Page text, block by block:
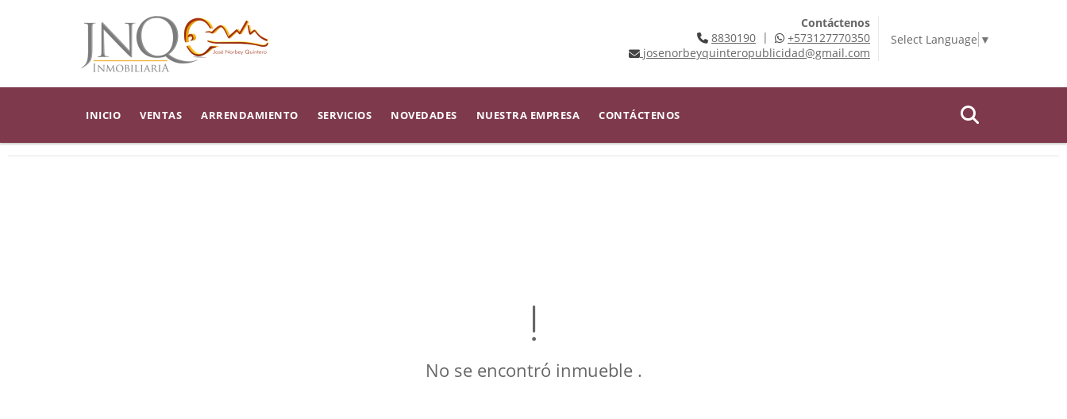
Contáctenos
8830190|
+573127770350
josenorbeyquinteropublicidad@gmail.com
Select Language ▼
INICIO VENTAS ARRENDAMIENTO SERVICIOS NOVEDADES NUESTRA EMPRESA CONTÁCTENOS
No se encontró inmueble .